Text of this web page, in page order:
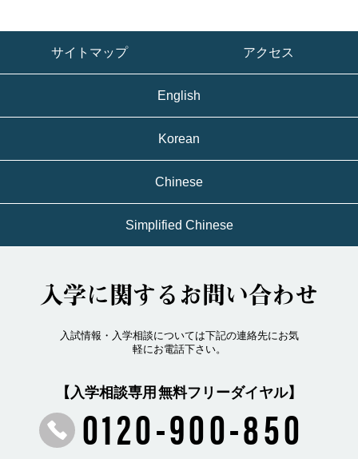
サイトマップ アクセス
English
Korean
Chinese
Simplified Chinese
入学に関するお問い合わせ
入試情報・入学相談については下記の連絡先にお気
軽にお電話下さい。
0120-900-850
【入学相談専用 無料フリーダイヤル】